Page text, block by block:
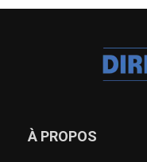
À PROPOS